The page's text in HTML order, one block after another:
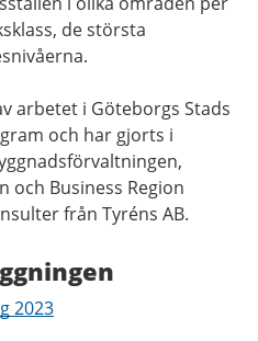
de största
arbetet i Göteborgs Stads
och har gjorts i
och Business Region
från Tyréns AB.
2023